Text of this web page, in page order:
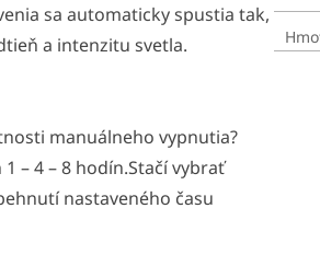
sa automaticky spustia tak,
a intenzitu svetla.
manuálneho vypnutia?
– 4 – 8 hodín.Stačí vybrať
nastaveného času